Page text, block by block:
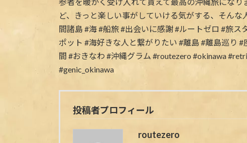
投稿者プロフィール
routezero